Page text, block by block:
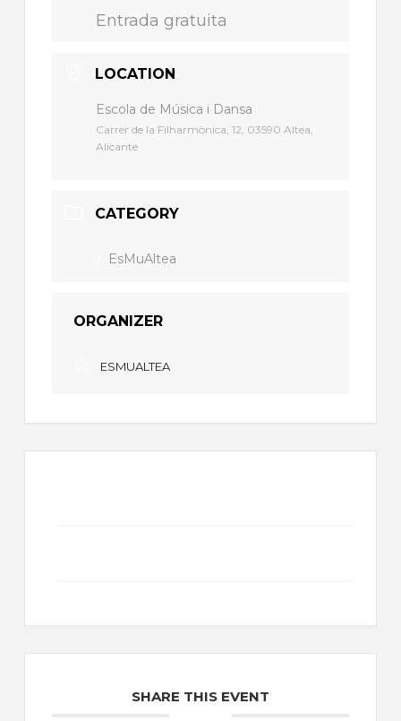
Entrada gratuita
LOCATION
Escola de Música i Dansa
Carrer de la Filharmònica, 12, 03590 Altea,
Alicante
CATEGORY
EsMuAltea
ORGANIZER
ESMUALTEA
SHARE THIS EVENT